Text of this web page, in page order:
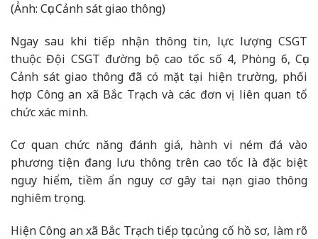
(Ảnh: Cục Cảnh sát giao thông)
Ngay sau khi tiếp nhận thông tin, lực lượng CSGT
thuộc Đội CSGT đường bộ cao tốc số 4, Phòng 6, Cục
Cảnh sát giao thông đã có mặt tại hiện trường, phối
hợp Công an xã Bắc Trạch và các đơn vị liên quan tổ
chức xác minh.
Cơ quan chức năng đánh giá, hành vi ném đá vào
phương tiện đang lưu thông trên cao tốc là đặc biệt
nguy hiểm, tiềm ẩn nguy cơ gây tai nạn giao thông
nghiêm trọng.
Hiện Công an xã Bắc Trạch tiếp tục củng cố hồ sơ, làm rõ